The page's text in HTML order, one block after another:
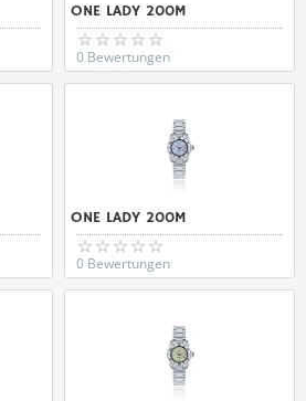
ONE LADY 200M
0 Bewertungen
ONE LADY 200M
0 Bewertungen